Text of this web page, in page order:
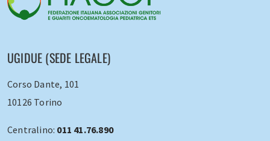
UGIDUE (SEDE LEGALE)
Corso Dante, 101
10126 Torino
Centralino: 011 41.76.890